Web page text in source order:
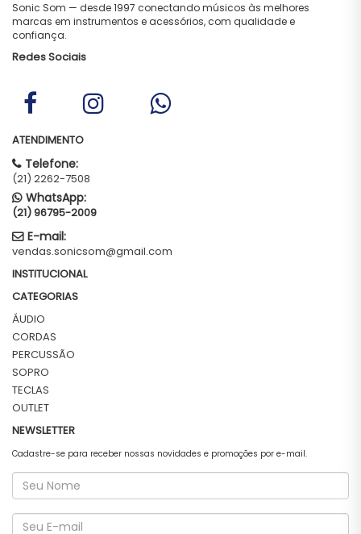
Sonic Som — desde 1997 conectando músicos às melhores
marcas em instrumentos e acessórios, com qualidade e
confiança.
Redes Sociais
ATENDIMENTO
Telefone:
(21) 2262-7508
WhatsApp:
(21) 96795-2009
E-mail:
vendas.sonicsom@gmail.com
INSTITUCIONAL
CATEGORIAS
ÁUDIO
CORDAS
PERCUSSÃO
SOPRO
TECLAS
OUTLET
NEWSLETTER
Cadastre-se para receber nossas novidades e promoções por e-mail.